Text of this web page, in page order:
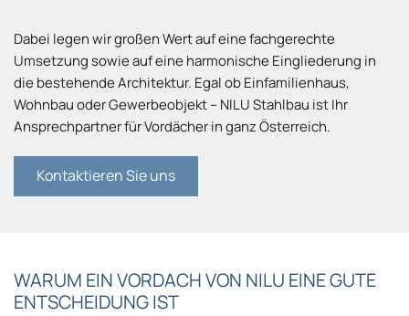
Dabei legen wir großen Wert auf eine fachgerechte
Umsetzung sowie auf eine harmonische Eingliederung in
die bestehende Architektur. Egal ob Einfamilienhaus,
Wohnbau oder Gewerbeobjekt – NILU Stahlbau ist Ihr
Ansprechpartner für Vordächer in ganz Österreich.
Kontaktieren Sie uns
WARUM EIN VORDACH VON NILU EINE GUTE
ENTSCHEIDUNG IST